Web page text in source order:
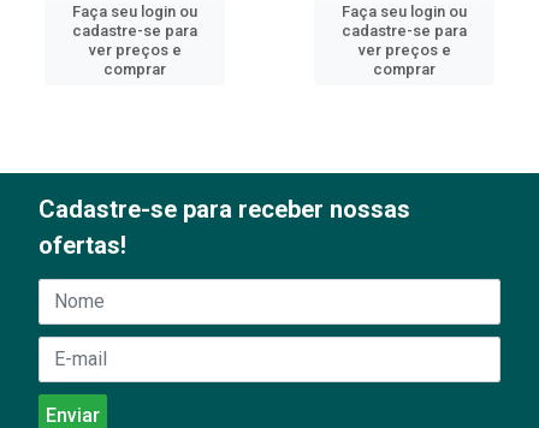
Faça seu login ou
cadastre-se para
ver preços e
comprar
Faça seu login ou
cadastre-se para
ver preços e
comprar
Cadastre-se para receber nossas
ofertas!